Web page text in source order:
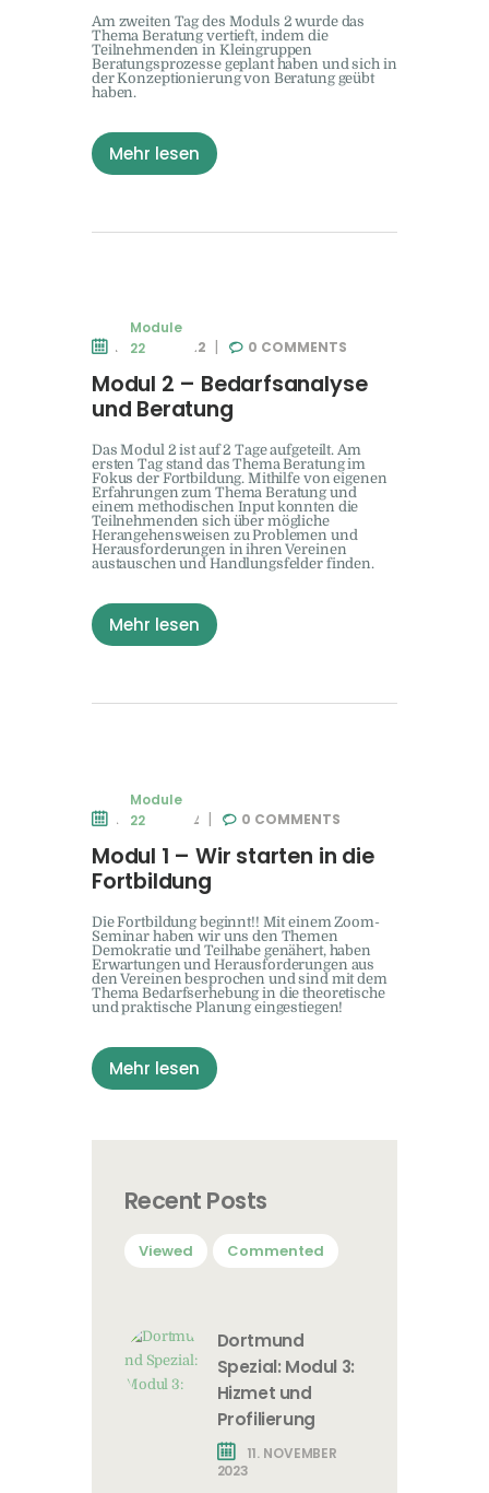
Am zweiten Tag des Moduls 2 wurde das
Thema Beratung vertieft, indem die
Teilnehmenden in Kleingruppen
Beratungsprozesse geplant haben und sich in
der Konzeptionierung von Beratung geübt
haben.
Mehr lesen
Module
22
28. MAI 2022 0 COMMENTS
Modul 2 – Bedarfsanalyse
und Beratung
Das Modul 2 ist auf 2 Tage aufgeteilt. Am
ersten Tag stand das Thema Beratung im
Fokus der Fortbildung. Mithilfe von eigenen
Erfahrungen zum Thema Beratung und
einem methodischen Input konnten die
Teilnehmenden sich über mögliche
Herangehensweisen zu Problemen und
Herausforderungen in ihren Vereinen
austauschen und Handlungsfelder finden.
Mehr lesen
Module
22
11. MAI 2022 0 COMMENTS
Modul 1 – Wir starten in die
Fortbildung
Die Fortbildung beginnt!! Mit einem Zoom-
Seminar haben wir uns den Themen
Demokratie und Teilhabe genähert, haben
Erwartungen und Herausforderungen aus
den Vereinen besprochen und sind mit dem
Thema Bedarfserhebung in die theoretische
und praktische Planung eingestiegen!
Mehr lesen
Recent Posts
Viewed Commented
Dortmund
Spezial: Modul 3:
Hizmet und
Profilierung
11. NOVEMBER
2023